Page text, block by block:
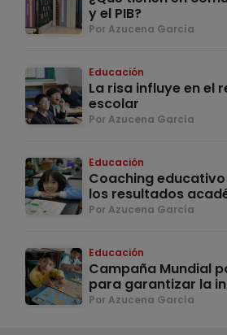
y el PIB?
Por Azucena García
Educación
La risa influye en el
escolar
Por Azucena García
Educación
Coaching
los resultados
Por Azucena García
Educación
Campaña Mundial
para garantizar la
Por Azucena García